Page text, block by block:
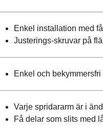
Enkel installation med
Justerings-skruvar på
Enkel och bekymmersfri
Varje spridararm är i
Få delar som slits med